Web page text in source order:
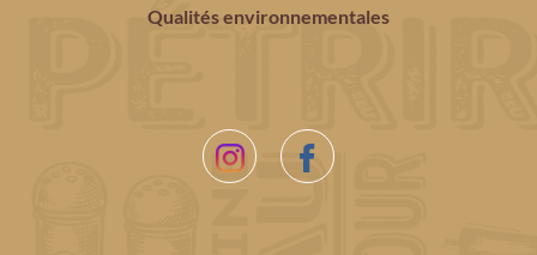
Qualités environnementales